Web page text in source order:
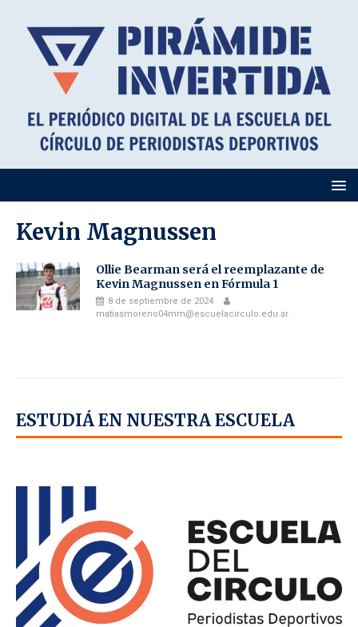
Kevin Magnussen
Ollie Bearman será el reemplazante de
Kevin Magnussen en Fórmula 1
8 de septiembre de 2024
matiasmoreno04mm@escuelacirculo.edu.ar
ESTUDIÁ EN NUESTRA ESCUELA